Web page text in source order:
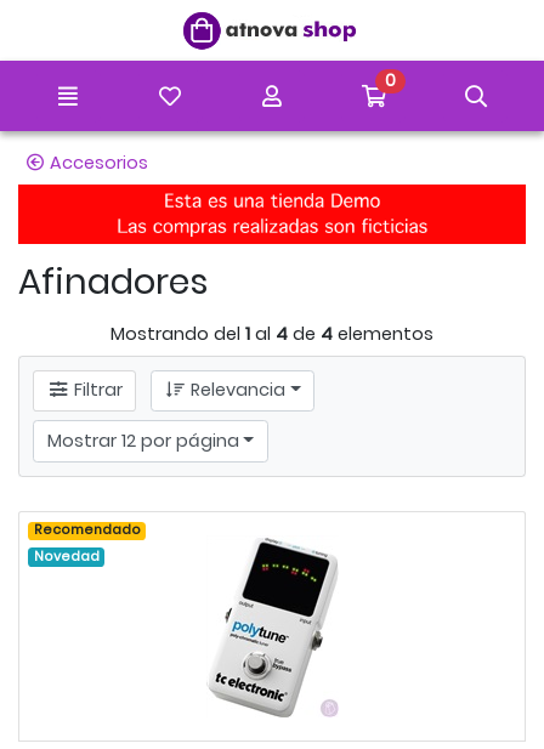
Ir al contenido principal de la página
Mis artículos favoritos
Mi cuentaIr a mi
0
Accesorios
Afinadores
Mostrando del 1 al 4 de 4 elementos
Filtrar Relevancia
Mostrar 12 por página
Recomendado
Novedad